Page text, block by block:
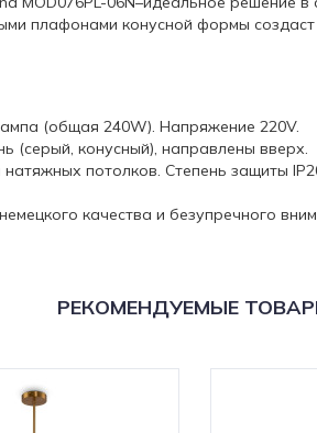
плафонами конусной формы
(общая 240W). Напряжение 220V.
(серый, конусный), направлены вверх.
потолков. Степень защиты
качества и безупречного
РЕКОМЕНДУЕМЫЕ